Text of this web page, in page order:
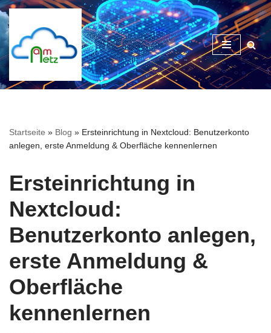
Inhalt
springen
Startseite » Blog » Ersteinrichtung in Nextcloud: Benutzerkonto
anlegen, erste Anmeldung & Oberfläche kennenlernen
Ersteinrichtung in
Nextcloud:
Benutzerkonto anlegen,
erste Anmeldung &
Oberfläche
kennenlernen